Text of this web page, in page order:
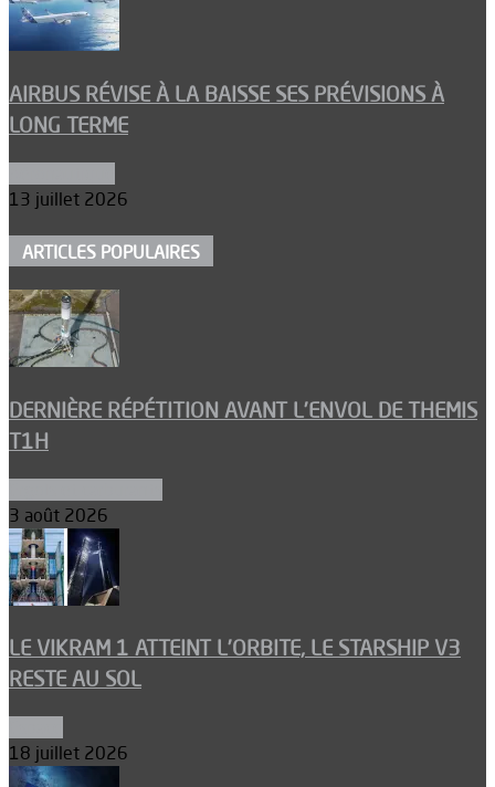
AIRBUS RÉVISE À LA BAISSE SES PRÉVISIONS À
LONG TERME
13 juillet 2026
ARTICLES POPULAIRES
DERNIÈRE RÉPÉTITION AVANT L’ENVOL DE THEMIS
T1H
3 août 2026
LE VIKRAM 1 ATTEINT L’ORBITE, LE STARSHIP V3
RESTE AU SOL
18 juillet 2026